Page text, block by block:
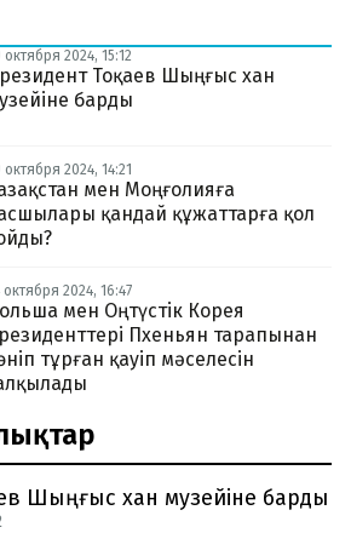
октября 2024, 15:12
Тоқаев Шыңғыс хан
барды
октября 2024, 14:21
мен Моңғолияға
қандай құжаттарға қол
октября 2024, 16:47
мен Оңтүстік Корея
Пхеньян тарапынан
тұрған қауіп мәселесін
Шыңғыс хан музейіне барды